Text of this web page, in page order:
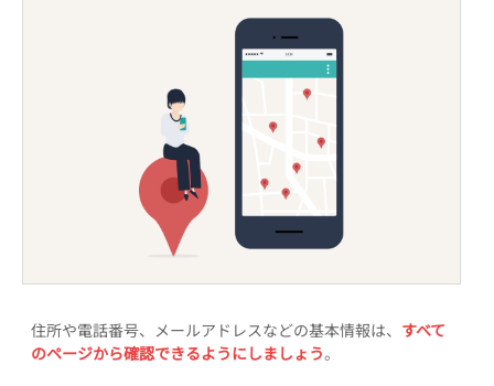
住所や電話番号、メールアドレスなどの基本情報は、 すべて
のページから確認できるようにしましょう。